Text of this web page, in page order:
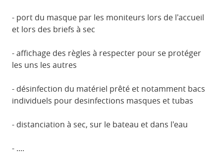
- port du masque par les moniteurs lors de l'accueil
et lors des briefs à sec
- affichage des règles à respecter pour se protéger
les uns les autres
- désinfection du matériel prêté et notamment bacs
individuels pour desinfections masques et tubas
- distanciation à sec, sur le bateau et dans l'eau
- ....